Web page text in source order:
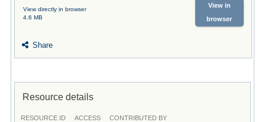
View directly in browser
4.6 MB
View in
browser
Share
Resource details
RESOURCE ID ACCESS CONTRIBUTED BY